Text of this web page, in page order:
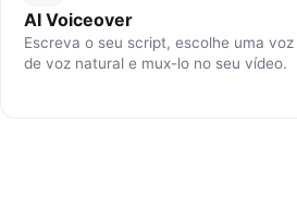
AI Voiceover
Escreva o seu script, escolhe uma
de voz natural e mux-lo no seu vídeo.